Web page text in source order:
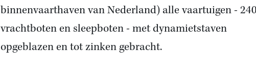
binnenvaarthaven van Nederland) alle vaartuigen - 240
vrachtboten en sleepboten - met dynamietstaven
opgeblazen en tot zinken gebracht.